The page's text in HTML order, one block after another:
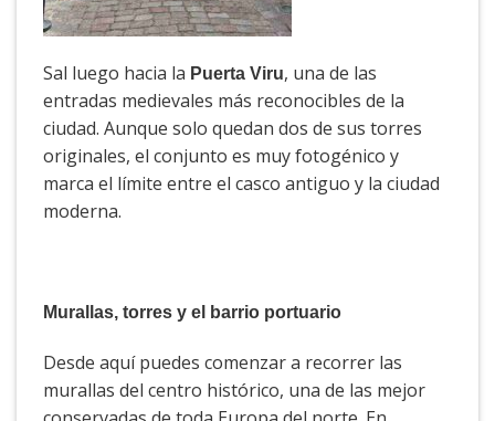
Sal luego hacia la Puerta Viru, una de las
entradas medievales más reconocibles de la
ciudad. Aunque solo quedan dos de sus torres
originales, el conjunto es muy fotogénico y
marca el límite entre el casco antiguo y la ciudad
moderna.
Murallas, torres y el barrio portuario
Desde aquí puedes comenzar a recorrer las
murallas del centro histórico, una de las mejor